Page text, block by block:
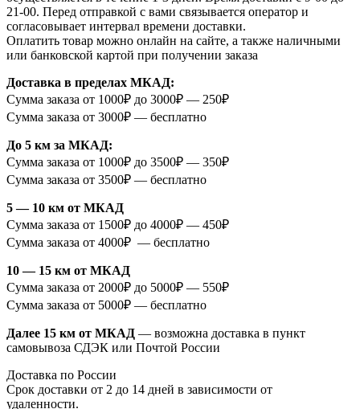
21-00. Перед отправкой с вами связывается оператор и
согласовывает интервал времени доставки.
Оплатить товар можно онлайн на сайте, а также наличными
или банковской картой при получении заказа
Доставка в пределах МКАД:
Сумма заказа от 1000₽ до 3000₽ — 250₽
Сумма заказа от 3000₽ — бесплатно
До 5 км за МКАД:
Сумма заказа от 1000₽ до 3500₽ — 350₽
Сумма заказа от 3500₽ — бесплатно
5 — 10 км от МКАД
Сумма заказа от 1500₽ до 4000₽ — 450₽
Сумма заказа от 4000₽ — бесплатно
10 — 15 км от МКАД
Сумма заказа от 2000₽ до 5000₽ — 550₽
Сумма заказа от 5000₽ — бесплатно
Далее 15 км от МКАД — возможна доставка в пункт
самовывоза СДЭК или Почтой России
Доставка по России
Срок доставки от 2 до 14 дней в зависимости от
удаленности.